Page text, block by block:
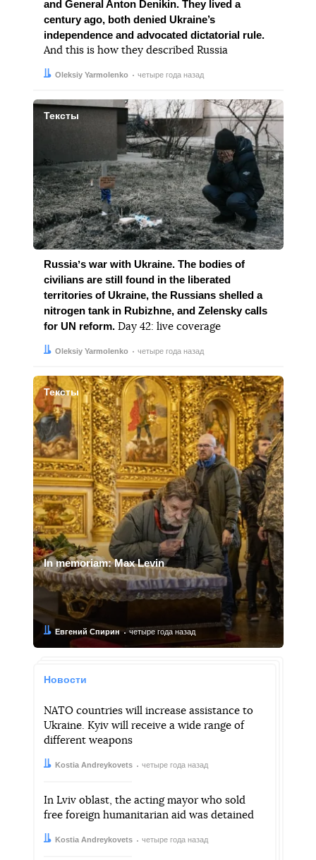
and General Anton Denikin. They lived a
century ago, both denied Ukraine’s
independence and advocated dictatorial rule.
And this is how they described Russia
Автор:
Oleksiy Yarmolenko
Дата: четыре года назад
Тексты
Russiaʼs war with Ukraine. The bodies of
civilians are still found in the liberated
territories of Ukraine, the Russians shelled a
nitrogen tank in Rubizhne, and Zelensky calls
for UN reform. Day 42: live coverage
Автор:
Oleksiy Yarmolenko
Дата: четыре года назад
Тексты
In memoriam: Max Levin
Автор:Евгений Спирин
Дата: четыре года назад
Новости
NATO countries will increase assistance to
Ukraine. Kyiv will receive a wide range of
different weapons
Автор:Kostia Andreykovets
Дата: четыре года назад
In Lviv oblast, the acting mayor who sold
free foreign humanitarian aid was detained
Автор:Kostia Andreykovets
Дата: четыре года назад